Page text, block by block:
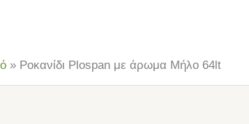
» Ροκανίδι Plospan με άρωμα Μήλο 64lt